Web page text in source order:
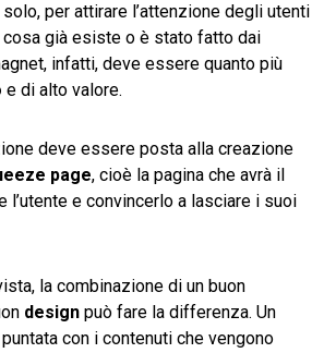
per attirare l’attenzione degli utenti
cosa già esiste o è stato fatto dai
infatti, deve essere quanto più
e di alto valore.
deve essere posta alla creazione
page, cioè la pagina che avrà il
l’utente e convincerlo a lasciare i suoi
la combinazione di un buon
design può fare la differenza. Un
con i contenuti che vengono